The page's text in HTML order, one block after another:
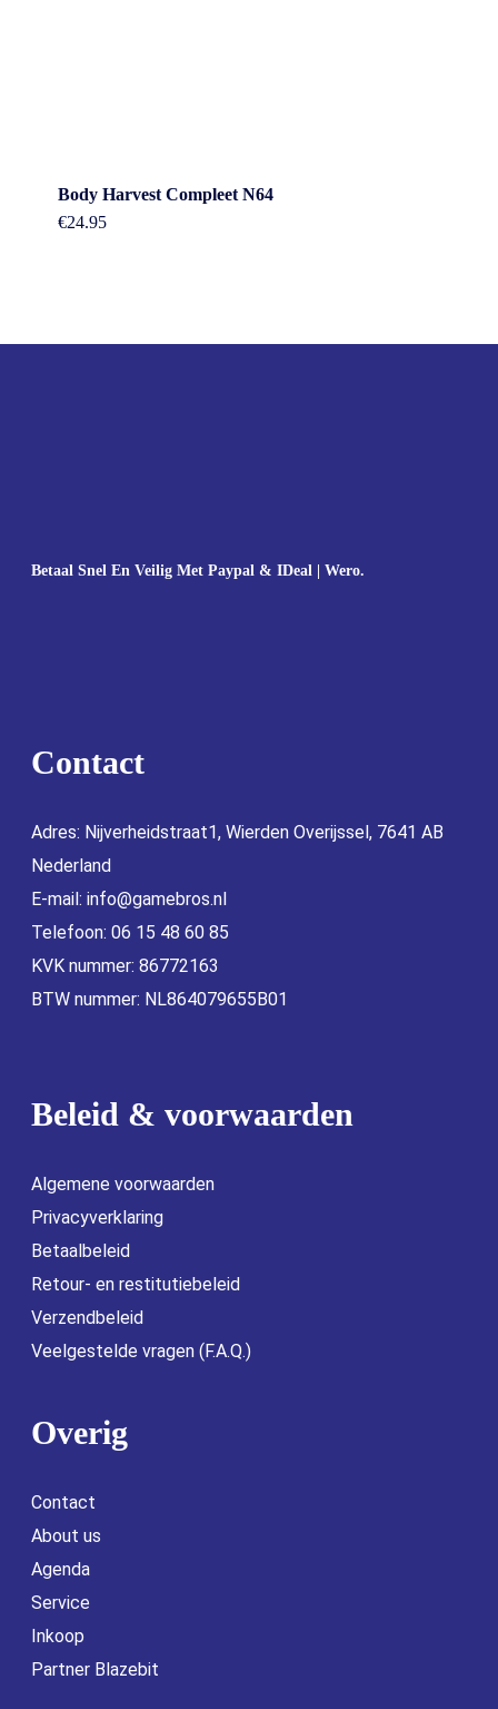
Body Harvest Compleet N64
€24.95
Betaal Snel En Veilig Met Paypal & IDeal | Wero.
Contact
Adres: Nijverheidstraat1, Wierden Overijssel, 7641 AB
Nederland
E-mail: info@gamebros.nl
Telefoon: 06 15 48 60 85
KVK nummer: 86772163
BTW nummer: NL864079655B01
Beleid & voorwaarden
Algemene voorwaarden
Privacyverklaring
Betaalbeleid
Retour- en restitutiebeleid
Verzendbeleid
Veelgestelde vragen (F.A.Q.)
Overig
Contact
About us
Agenda
Service
Inkoop
Partner Blazebit